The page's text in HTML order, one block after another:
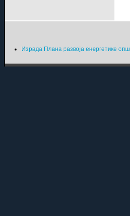
Израда Плана развоја енергетике